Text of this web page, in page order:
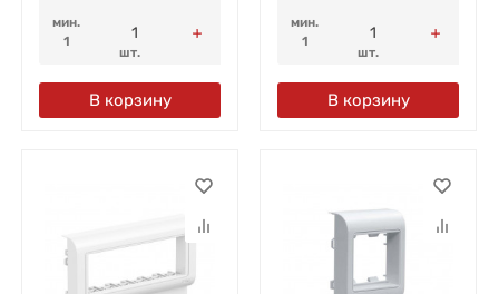
мин.
1
шт.
В корзину
мин.
1
шт.
В корзину